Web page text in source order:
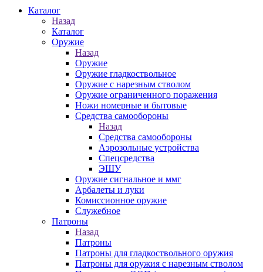
Каталог
Назад
Каталог
Оружие
Назад
Оружие
Оружие гладкоствольное
Оружие с нарезным стволом
Оружие ограниченного поражения
Ножи номерные и бытовые
Средства самообороны
Назад
Средства самообороны
Аэрозольные устройства
Спецсредства
ЭШУ
Оружие сигнальное и ммг
Арбалеты и луки
Комиссионное оружие
Служебное
Патроны
Назад
Патроны
Патроны для гладкоствольного оружия
Патроны для оружия с нарезным стволом